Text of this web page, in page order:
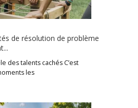
de résolution de problème
des talents cachés C’est
les